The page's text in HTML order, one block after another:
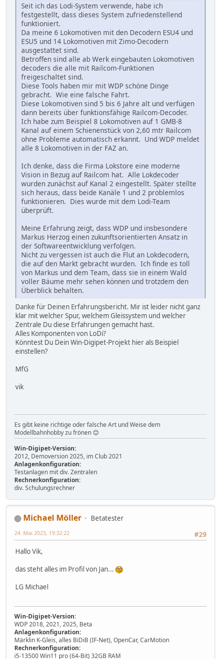
Seit ich das Lodi-System verwende, habe ich
festgestellt, dass dieses System zufriedenstellend
funktioniert.
Da meine 6 Lokomotiven mit den Decodern ESU4 und
ESU5 und 14 Lokomotiven mit Zimo-Decodern
ausgestattet sind.
Betroffen sind alle ab Werk eingebauten Lokomotiven
decoders die alle mit Railcom-Funktionen
freigeschaltet sind.
Diese Tools haben mir mit WDP schöne Dinge
gebracht. Wie eine falsche Fahrt.
Diese Lokomotiven sind 5 bis 6 Jahre alt und verfügen
dann bereits über funktionsfähige Railcom-Decoder.
Ich habe zum Beispiel 8 Lokomotiven auf 1 GMB-8
Kanal auf einem Schienenstück von 2,60 mtr Railcom
ohne Probleme automatisch erkannt. Und WDP meldet
alle 8 Lokomotiven in der FAZ an.
Ich denke, dass die Firma Lokstore eine moderne
Vision in Bezug auf Railcom hat. Alle Lokdecoder
wurden zunächst auf Kanal 2 eingestellt. Später stellte
sich heraus, dass beide Kanäle 1 und 2 problemlos
funktionieren. Dies wurde mit dem Lodi-Team
überprüft.
Meine Erfahrung zeigt, dass WDP und insbesondere
Markus Herzog einen zukunftsorientierten Ansatz in
der Softwareentwicklung verfolgen.
Nicht zu vergessen ist auch die Flut an Lokdecodern,
die auf den Markt gebracht wurden. Ich finde es toll
von Markus und dem Team, dass sie in einem Wald
voller Bäume mehr sehen können und trotzdem den
Überblick behalten.
Danke für Deinen Erfahrungsbericht. Mir ist leider nicht ganz
klar mit welcher Spur, welchem Gleissystem und welcher
Zentrale Du diese Erfahrungen gemacht hast.
Alles Komponenten von LoDi?
Könntest Du Dein Win-Digipet-Projekt hier als Beispiel
einstellen?
MfG
vik
Es gibt keine richtige oder falsche Art und Weise dem
Modellbahnhobby zu frönen 😊
Win-Digipet-Version:
2012, Demoversion 2025, im Club 2021
Anlagenkonfiguration:
Testanlagen mit div. Zentralen
Rechnerkonfiguration:
div. Schulungsrechner
Michael Möller
Betatester
#29
24. Mai 2023, 19:32:22
Hallo Vik,
das steht alles im Profil von Jan...
LG Michael
Win-Digipet-Version:
WDP 2018, 2021, 2025, Beta
Anlagenkonfiguration:
Märklin K-Gleis, alles BiDiB (IF-Net), OpenCar, CarMotion
Rechnerkonfiguration:
i5-13500 Win11 pro (64-Bit) 32GB RAM